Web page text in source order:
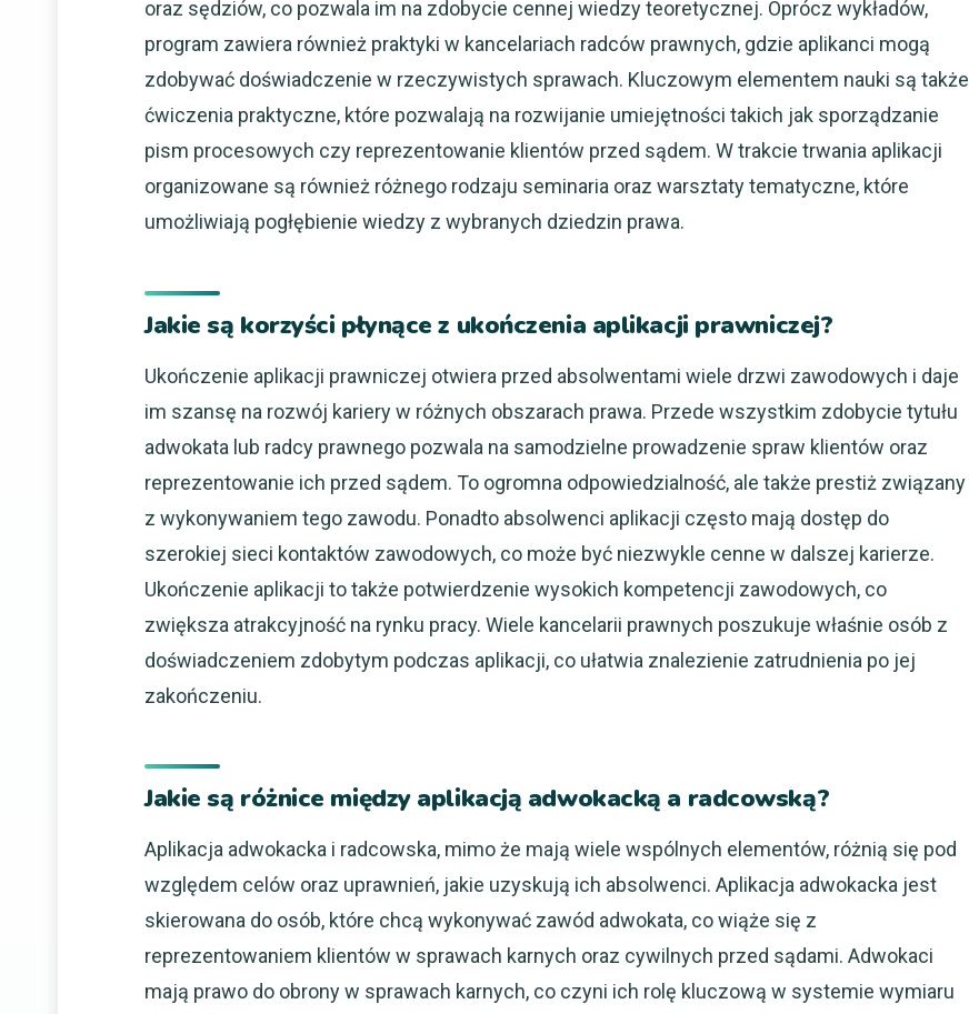
oraz sędziów, co pozwala im na zdobycie cennej wiedzy teoretycznej. Oprócz wykładów,
program zawiera również praktyki w kancelariach radców prawnych, gdzie aplikanci mogą
zdobywać doświadczenie w rzeczywistych sprawach. Kluczowym elementem nauki są także
ćwiczenia praktyczne, które pozwalają na rozwijanie umiejętności takich jak sporządzanie
pism procesowych czy reprezentowanie klientów przed sądem. W trakcie trwania aplikacji
organizowane są również różnego rodzaju seminaria oraz warsztaty tematyczne, które
umożliwiają pogłębienie wiedzy z wybranych dziedzin prawa.
Jakie są korzyści płynące z ukończenia aplikacji prawniczej?
Ukończenie aplikacji prawniczej otwiera przed absolwentami wiele drzwi zawodowych i daje
im szansę na rozwój kariery w różnych obszarach prawa. Przede wszystkim zdobycie tytułu
adwokata lub radcy prawnego pozwala na samodzielne prowadzenie spraw klientów oraz
reprezentowanie ich przed sądem. To ogromna odpowiedzialność, ale także prestiż związany
z wykonywaniem tego zawodu. Ponadto absolwenci aplikacji często mają dostęp do
szerokiej sieci kontaktów zawodowych, co może być niezwykle cenne w dalszej karierze.
Ukończenie aplikacji to także potwierdzenie wysokich kompetencji zawodowych, co
zwiększa atrakcyjność na rynku pracy. Wiele kancelarii prawnych poszukuje właśnie osób z
doświadczeniem zdobytym podczas aplikacji, co ułatwia znalezienie zatrudnienia po jej
zakończeniu.
Jakie są różnice między aplikacją adwokacką a radcowską?
Aplikacja adwokacka i radcowska, mimo że mają wiele wspólnych elementów, różnią się pod
względem celów oraz uprawnień, jakie uzyskują ich absolwenci. Aplikacja adwokacka jest
skierowana do osób, które chcą wykonywać zawód adwokata, co wiąże się z
reprezentowaniem klientów w sprawach karnych oraz cywilnych przed sądami. Adwokaci
mają prawo do obrony w sprawach karnych, co czyni ich rolę kluczową w systemie wymiaru